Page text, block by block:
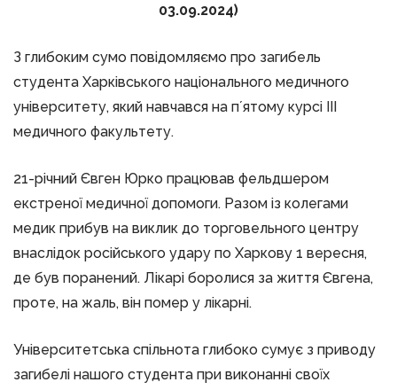
03.09.2024)
З глибоким сумо повідомляємо про загибель
студента Харківського національного медичного
університету, який навчався на пʼятому курсі ІІІ
медичного факультету.
21-річний Євген Юрко працював фельдшером
екстреної медичної допомоги. Разом із колегами
медик прибув на виклик до торговельного центру
внаслідок російського удару по Харкову 1 вересня,
де був поранений. Лікарі боролися за життя Євгена,
проте, на жаль, він помер у лікарні.
Університетська спільнота глибоко сумує з приводу
загибелі нашого студента при виконанні своїх